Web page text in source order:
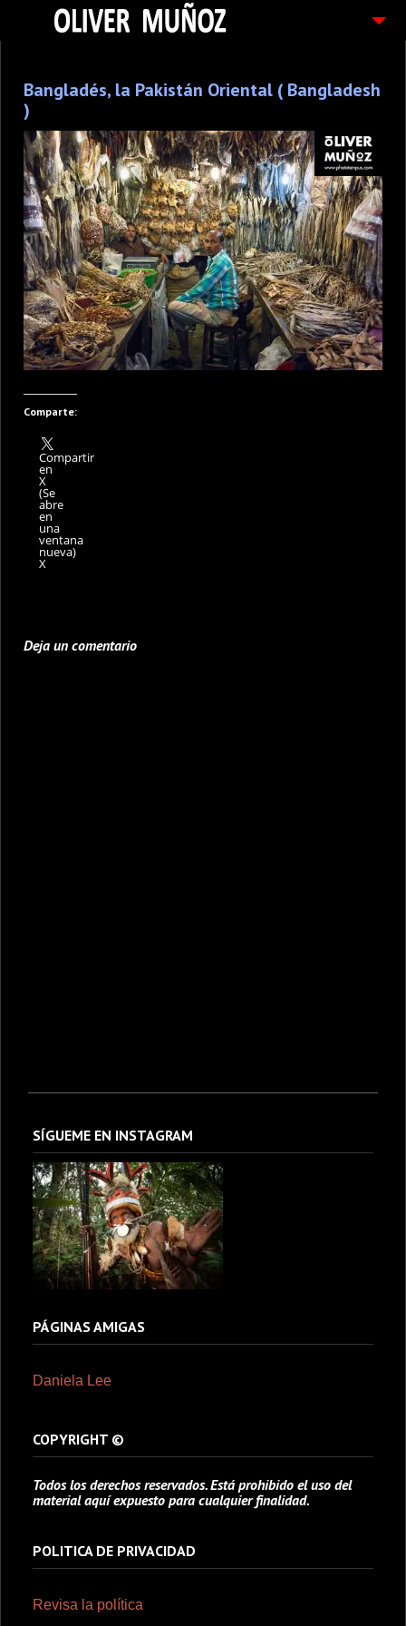
FOTOGRAFIAS
PEDIDOS
Bangladés, la Pakistán Oriental ( Bangladesh
)
Comparte:
Compartir
en
X
(Se
abre
en
una
ventana
nueva)
X
Deja un comentario
SÍGUEME EN INSTAGRAM
PÁGINAS AMIGAS
Daniela Lee
COPYRIGHT ©
Todos los derechos reservados. Está prohibido el uso del
material aquí expuesto para cualquier finalidad.
POLITICA DE PRIVACIDAD
Revisa la política